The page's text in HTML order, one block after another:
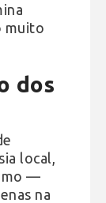
muito
dos
local,
—
na